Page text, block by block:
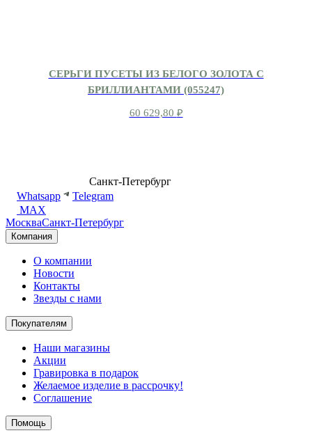
СЕРЬГИ ПУСЕТЫ ИЗ БЕЛОГО ЗОЛОТА С
БРИЛЛИАНТАМИ (055247)
60 629,80 ₽
Санкт-Петербург
Whatsapp
Telegram
MAX
МоскваСанкт-Петербург
Компания
О компании
Новости
Контакты
Звезды с нами
Покупателям
Наши магазины
Акции
Гравировка в подарок
Желаемое изделие в рассрочку!
Соглашение
Помощь